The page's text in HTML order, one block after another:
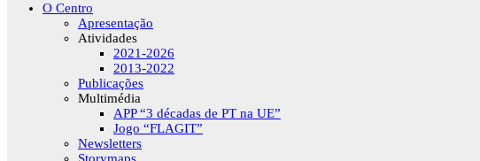
O Centro
Apresentação
Atividades
2021-2026
2013-2022
Publicações
Multimédia
APP “3 décadas de PT na UE”
Jogo “FLAGIT”
Newsletters